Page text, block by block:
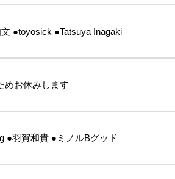
●toyosick ●Tatsuya Inagaki
めお休みします
●羽賀和貴 ●ミノルBグッド